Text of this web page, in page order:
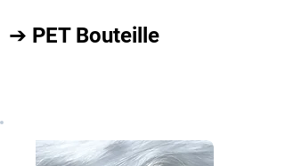
➔ PET Bouteille